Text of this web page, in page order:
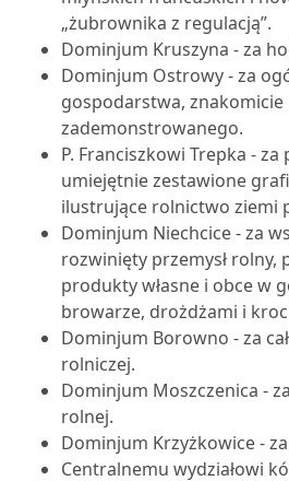
„żubrownika z regulacją”.
Dominjum Kruszyna - za
Dominjum Ostrowy - za
gospodarstwa, znakomicie
zademonstrowanego.
P. Franciszkowi Trepka - za
umiejętnie zestawione
ilustrujące rolnictwo ziemi
Dominjum Niechcice - za
rozwinięty przemysł rolny,
produkty własne i obce w
browarze, drożdżami i
Dominjum Borowno - za
rolniczej.
Dominjum Moszczenica -
rolnej.
Dominjum Krzyżkowice -
Centralnemu wydziałowi